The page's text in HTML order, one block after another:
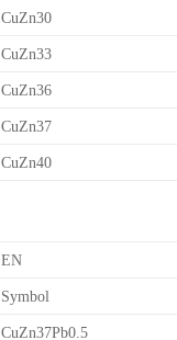
CuZn30
CuZn33
CuZn36
CuZn37
CuZn40
EN
Symbol
CuZn37Pb0.5